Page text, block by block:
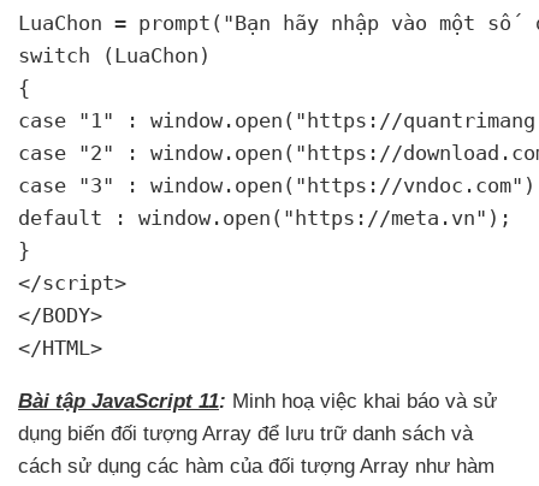
LuaChon = prompt("Bạn hãy nhập vào một số
switch (LuaChon)
{
case "1" : window.open("https://
case "2" : window.open("https://
case "3" : window.open("https://
default : window.open("https://meta.vn");
}
</script>
</BODY>
</HTML>
Bài tập JavaScript 11: Minh hoạ việc khai báo và sử
dụng biến đối tượng Array để lưu trữ danh sách và
cách sử dụng các hàm của đối tượng Array như hàm